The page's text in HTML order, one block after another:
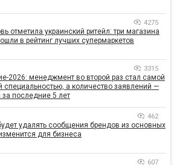
4275
отметила украинский ритейл: три магазина
в рейтинг лучших супермаркетов
3315
2026: менеджмент во второй раз стал самой
специальностью, а количество заявлений —
последние 5 лет
462
удалять сообщения брендов из основных
для бизнеса
607